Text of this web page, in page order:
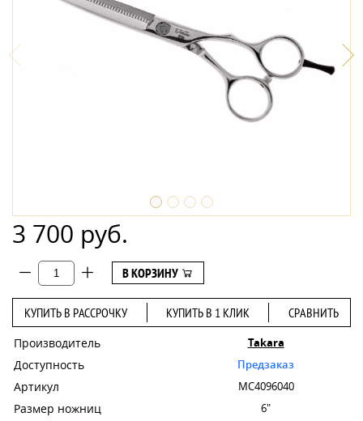
3 700 руб.
В КОРЗИНУ
КУПИТЬ В РАССРОЧКУ КУПИТЬ В 1 КЛИК СРАВНИТЬ
Производитель Takara
Доступность Предзаказ
Артикул MC4096040
Размер ножниц 6"